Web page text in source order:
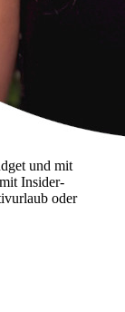
und mit
Insider-
oder